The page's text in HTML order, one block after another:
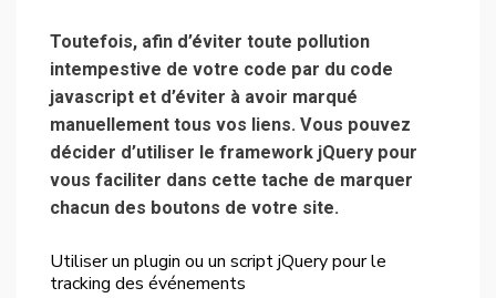
Toutefois, afin d’éviter toute pollution
intempestive de votre code par du code
javascript et d’éviter à avoir marqué
manuellement tous vos liens. Vous pouvez
décider d’utiliser le framework jQuery pour
vous faciliter dans cette tache de marquer
chacun des boutons de votre site.
Utiliser un plugin ou un script jQuery pour le
tracking des événements